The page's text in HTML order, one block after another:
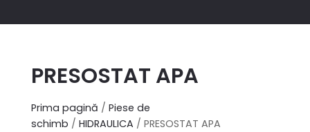
PRESOSTAT APA
Prima pagină / Piese de
schimb / HIDRAULICA / PRESOSTAT APA